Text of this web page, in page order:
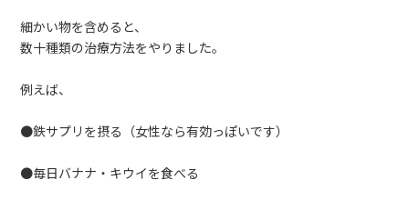
細かい物を含めると、
数十種類の治療方法をやりました。
例えば、
●鉄サプリを摂る（女性なら有効っぽいです）
●毎日バナナ・キウイを食べる